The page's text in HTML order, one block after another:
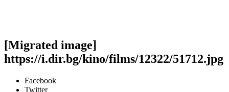
[Migrated image]
https://i.dir.bg/kino/films/12322/51712.jpg
Facebook
Twitter